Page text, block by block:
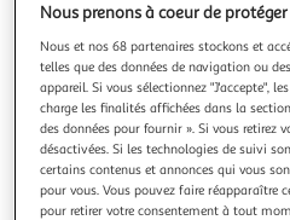
Nous prenons à coeur de
Nous et nos 68 partenaires stockons et
telles que des données de navigation ou
appareil. Si vous sélectionnez "J'accepte",
charge les finalités affichées dans la
des données pour fournir ». Si vous retirez
désactivées. Si les technologies de suivi
certains contenus et annonces qui vous
pour vous. Vous pouvez faire réapparaître
pour retirer votre consentement à tout